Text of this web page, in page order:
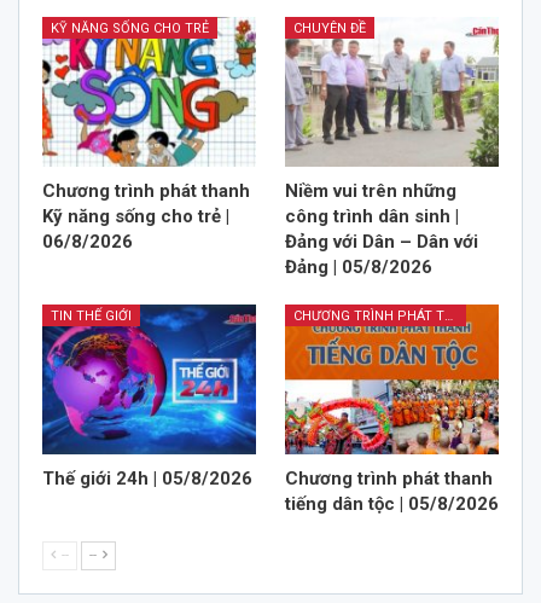
KỸ NĂNG SỐNG CHO TRẺ
Chương trình phát thanh
Kỹ năng sống cho trẻ |
06/8/2026
CHUYÊN ĐỀ
Niềm vui trên những
công trình dân sinh |
Đảng với Dân – Dân với
Đảng | 05/8/2026
TIN THẾ GIỚI
Thế giới 24h | 05/8/2026
CHƯƠNG TRÌNH PHÁT THANH TIẾNG DÂN TỘC
Chương trình phát thanh
tiếng dân tộc | 05/8/2026
-- --